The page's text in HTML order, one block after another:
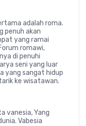
adalah roma.
penuh akan
yang ramai
romawi,
di penuhi
seni yang luar
yang sangat hidup
ke wisatawan.
vanesia, Yang
Vabesia